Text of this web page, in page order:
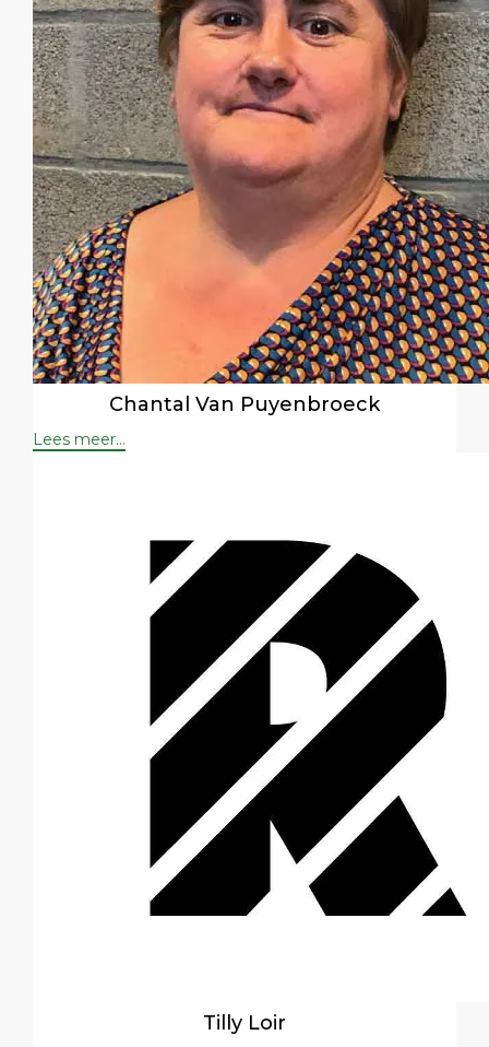
Chantal Van Puyenbroeck
Lees meer...
Tilly Loir